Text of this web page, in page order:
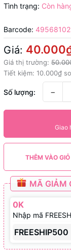
Tình trạng: Còn
Barcode:
Giá:
Giá thị trường:
Tiết kiệm: 10.000₫
Số lượng: −
Giao
THÊM VÀO
MÃ GIẢM
0K
Nhập mã
FREESHIP500